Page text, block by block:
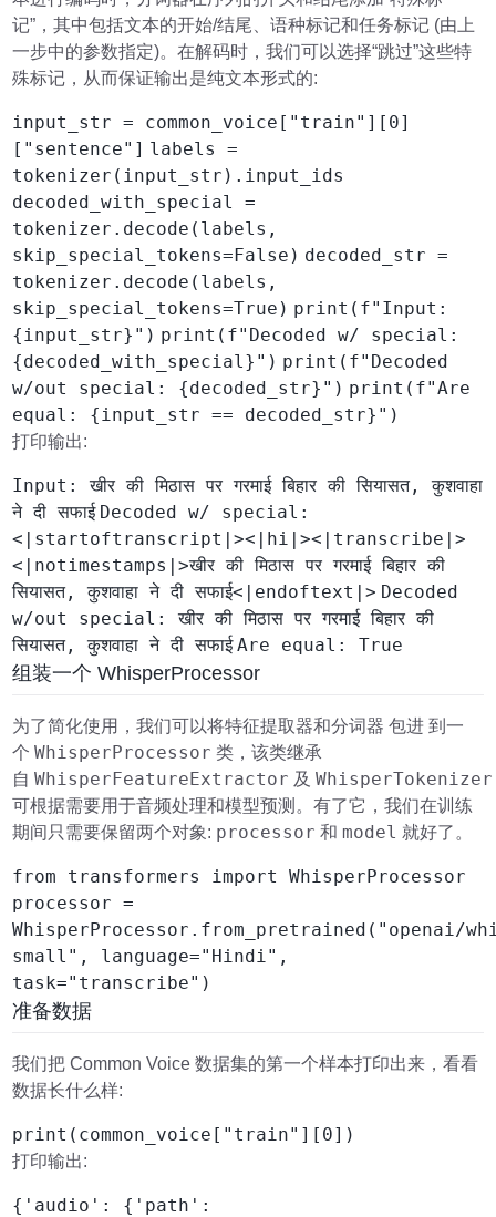
记”，其中包括文本的开始/结尾、语种标记和任务标记 (由上
一步中的参数指定)。在解码时，我们可以选择“跳过”这些特
殊标记，从而保证输出是纯文本形式的:
input_str = common_voice["train"][0]
["sentence"] labels =
tokenizer(input_str).input_ids
decoded_with_special =
tokenizer.decode(labels,
skip_special_tokens=False) decoded_str =
tokenizer.decode(labels,
skip_special_tokens=True) print(f"Input:
{input_str}") print(f"Decoded w/ special:
{decoded_with_special}") print(f"Decoded
w/out special: {decoded_str}") print(f"Are
equal: {input_str == decoded_str}")
打印输出:
Input: खीर की मिठास पर गरमाई बिहार की सियासत, कुशवाहा
ने दी सफाई Decoded w/ special:
<|startoftranscript|><|hi|><|transcribe|>
<|notimestamps|>खीर की मिठास पर गरमाई बिहार की
सियासत, कुशवाहा ने दी सफाई<|endoftext|> Decoded
w/out special: खीर की मिठास पर गरमाई बिहार की
सियासत, कुशवाहा ने दी सफाई Are equal: True
组装一个 WhisperProcessor
为了简化使用，我们可以将特征提取器和分词器 包进 到一
个WhisperProcessor 类，该类继承
自WhisperFeatureExtractor 及WhisperTokenizer
可根据需要用于音频处理和模型预测。有了它，我们在训练
期间只需要保留两个对象: processor 和model 就好了。
from transformers import WhisperProcessor
processor =
WhisperProcessor.from_pretrained("openai/
small", language="Hindi",
task="transcribe")
准备数据
我们把 Common Voice 数据集的第一个样本打印出来，看看
数据长什么样:
print(common_voice["train"][0])
打印输出:
{'audio': {'path':